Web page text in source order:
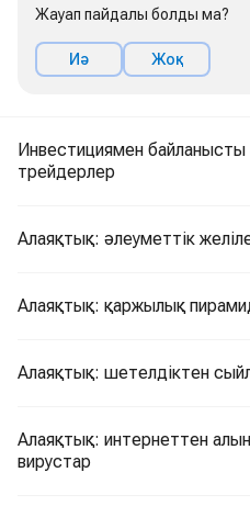
Жауап пайдалы болды ма?
Иә Жоқ
Инвестициямен байланысты
трейдерлер
Алаяқтық: әлеуметтік
Алаяқтық: қаржылық
Алаяқтық: шетелдіктен
Алаяқтық: интернеттен
вирустар